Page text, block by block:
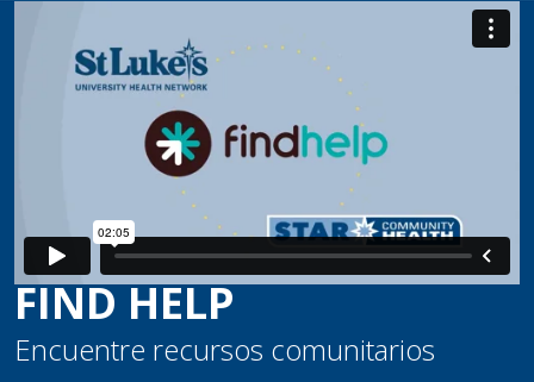
FIND HELP
Encuentre recursos comunitarios